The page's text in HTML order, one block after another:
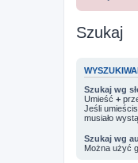
Szukaj
Szukaj wg
Umieść +
Jeśli
musiało
Szukaj wg
Można użyć